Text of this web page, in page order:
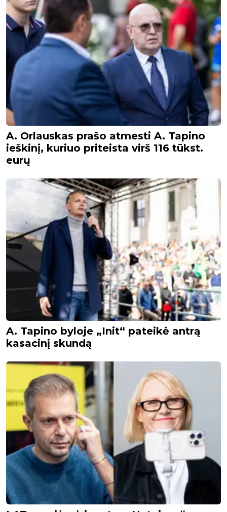
A. Orlauskas prašo atmesti A. Tapino
ieškinį, kuriuo priteista virš 116 tūkst.
eurų
A. Tapino byloje „Init“ pateikė antrą
kasacinį skundą